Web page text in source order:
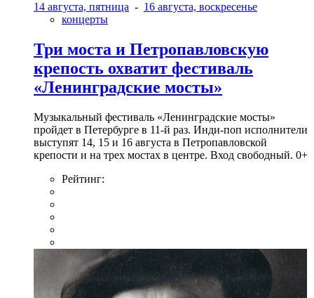
14 августа, пятница - 16 августа, воскресенье
концерты
Три моста и Петропавловскую
крепость охватит фестиваль
«Ленинградские мосты»
Музыкальный фестиваль «Ленинградские мосты»
пройдет в Петербурге в 11-й раз. Инди-поп исполнители
выступят 14, 15 и 16 августа в Петропавловской
крепости и на трех мостах в центре. Вход свободный. 0+
Рейтинг: